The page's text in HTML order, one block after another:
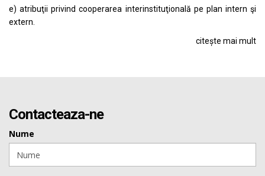
e) atribuţii privind cooperarea interinstituţională pe plan intern şi
extern.
citește mai mult
Contacteaza-ne
Nume